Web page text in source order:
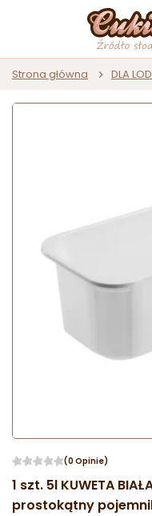
Strona główna DLA
(0 Opinie)
1 szt. 5l KUWETA
prostokątny